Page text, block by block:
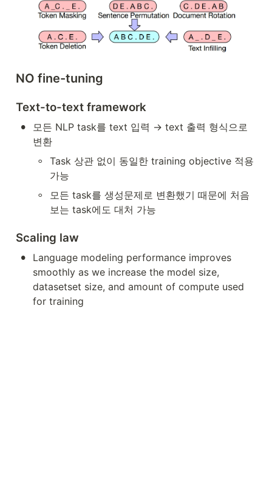
NO fine-tuning
Text-to-text framework
•
모든 NLP task를 text 입력 → text 출력 형식으로
변환
◦
Task 상관 없이 동일한 training objective 적용
가능
◦
모든 task를 생성문제로 변환했기 때문에 처음
보는 task에도 대처 가능
Scaling law
•
Language modeling performance improves
smoothly as we increase the model size,
datasetset size, and amount of compute used
for training